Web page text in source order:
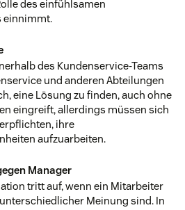
des einfühlsamen
einnimmt.
des Kundenservice-Teams
und anderen Abteilungen
eine Lösung zu finden, auch ohne
eingreift, allerdings müssen sich
ihre
aufzuarbeiten.
Manager
tritt auf, wenn ein Mitarbeiter
Meinung sind. In